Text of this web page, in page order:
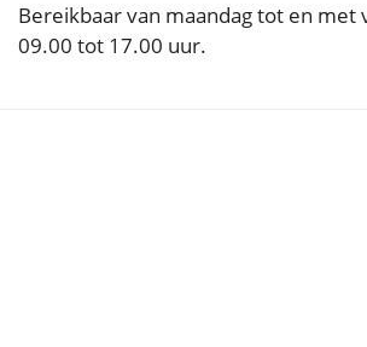
Bereikbaar van maandag tot en met
09.00 tot 17.00 uur.